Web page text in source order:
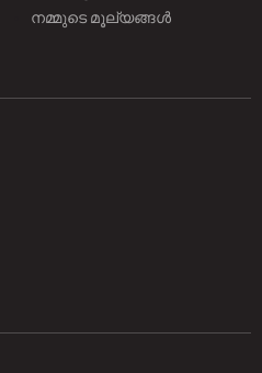
നമ്മുടെ മൂല്യങ്ങൾ